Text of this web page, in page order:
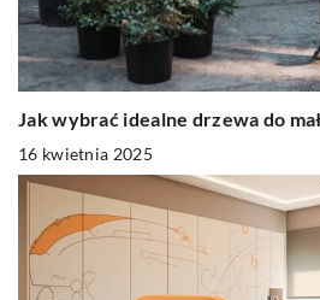
Jak wybrać idealne drzewa do
16 kwietnia 2025